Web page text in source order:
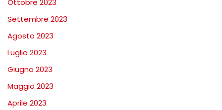
Ottobre 2023
Settembre 2023
Agosto 2023
Luglio 2023
Giugno 2023
Maggio 2023
Aprile 2023